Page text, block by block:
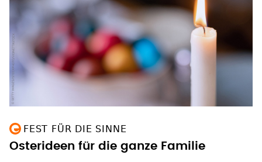
FEST FÜR DIE SINNE
Osterideen für die ganze Familie